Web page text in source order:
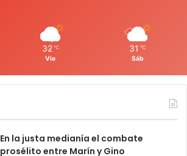
32 ℃
Vie
31 ℃
Sáb
En la justa medianía el combate
prosélito entre Marín y Gino